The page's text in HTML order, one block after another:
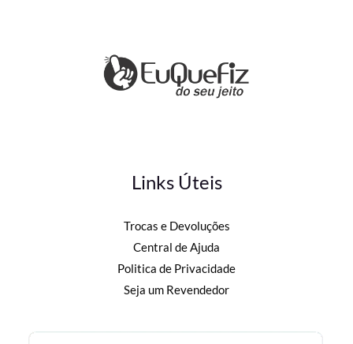
Links Úteis
Trocas e Devoluções
Central de Ajuda
Politica de Privacidade
Seja um Revendedor